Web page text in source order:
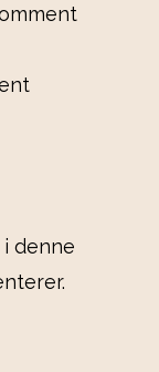
denne